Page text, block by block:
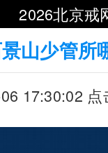
2026北京戒
山少管所
17:30:02 点